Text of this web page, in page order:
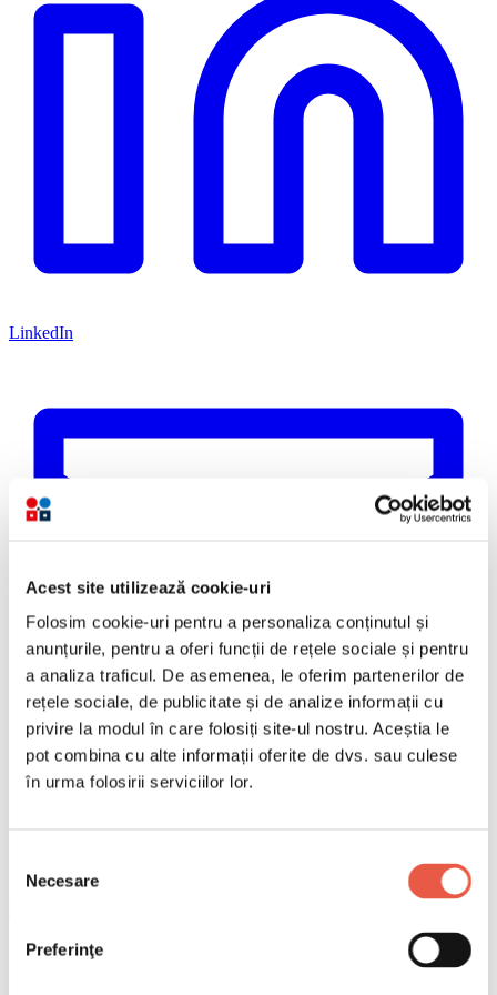
Acest site utilizează cookie-uri
Folosim cookie-uri pentru a personaliza conținutul și
anunțurile, pentru a oferi funcții de rețele sociale și pentru
a analiza traficul. De asemenea, le oferim partenerilor de
rețele sociale, de publicitate și de analize informații cu
privire la modul în care folosiți site-ul nostru. Aceștia le
pot combina cu alte informații oferite de dvs. sau culese
în urma folosirii serviciilor lor.
consimțământului
Necesare
Preferinţe
LinkedIn